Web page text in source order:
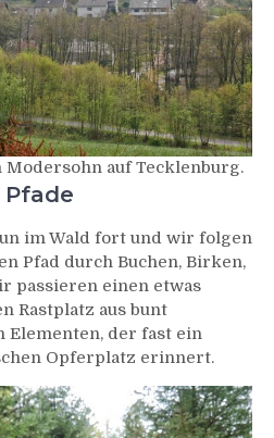
Modersohn auf Tecklenburg.
im Wald fort und wir folgen
Pfad durch Buchen, Birken,
passieren einen etwas
Rastplatz aus bunt
Elementen, der fast ein
Opferplatz erinnert.